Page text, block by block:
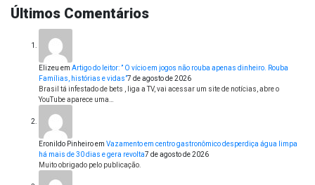
Últimos Comentários
Elizeu em Artigo do leitor: ” O vício em jogos não rouba apenas dinheiro. Rouba
Famílias, histórias e vidas”7 de agosto de 2026
Brasil tá infestado de bets , liga a TV, vai acessar um site de notícias, abre o
YouTube aparece uma…
Eronildo Pinheiroem Vazamento em centro gastronômico desperdiça água limpa
há mais de 30 dias e gera revolta7 de agosto de 2026
Muito obrigado pelo publicação.